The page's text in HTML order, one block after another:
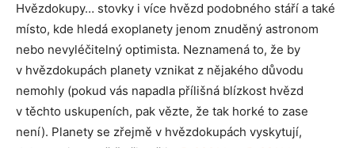
Hvězdokupy… stovky i více hvězd podobného stáří a také
místo, kde hledá exoplanety jenom znuděný astronom
nebo nevyléčitelný optimista. Neznamená to, že by
v hvězdokupách planety vznikat z nějakého důvodu
nemohly (pokud vás napadla přílišná blízkost hvězd
v těchto uskupeních, pak vězte, že tak horké to zase
není). Planety se zřejmě v hvězdokupách vyskytují,